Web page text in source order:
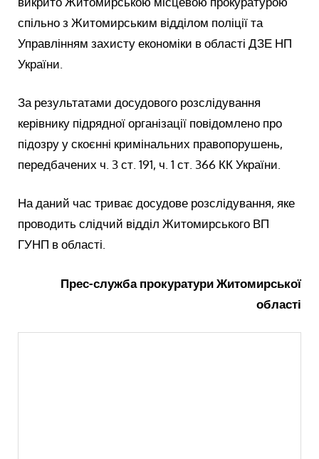
спільно з Житомирським відділом поліції та
Управлінням захисту економіки в області ДЗЕ НП
України.
За результатами досудового розслідування
керівнику підрядної організації повідомлено про
підозру у скоєнні кримінальних правопорушень,
передбачених ч. 3 ст. 191, ч. 1 ст. 366 КК України.
На даний час триває досудове розслідування, яке
проводить слідчий відділ Житомирського ВП
ГУНП в області.
Прес-служба прокуратури Житомирської
області